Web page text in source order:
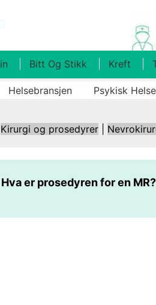
Bitt Og Stikk Kreft
Helsebransjen Psykisk Helse
Kirurgi og prosedyrer
Hva er prosedyren for en MR?